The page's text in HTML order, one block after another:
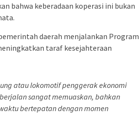
bahwa keberadaan koperasi ini bukan
daerah menjalankan Program
taraf kesejahteraan
atau lokomotif penggerak ekonomi
sangat memuaskan, bahkan
bertepatan dengan momen